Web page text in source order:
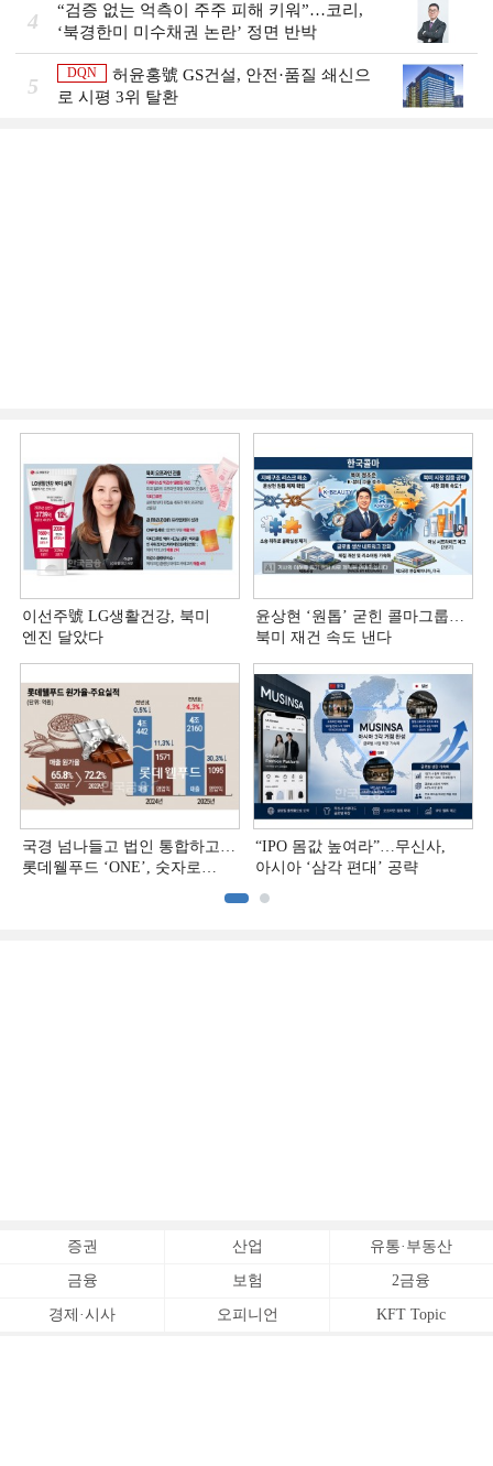
4
“검증 없는 억측이 주주 피해 키워”…코리,
‘북경한미 미수채권 논란’ 정면 반박
5
DQN
허윤홍號 GS건설, 안전·품질 쇄신으
로 시평 3위 탈환
이선주號 LG생활건강, 북미
엔진 달았다
윤상현 ‘원톱ʼ 굳힌 콜마그룹…
북미 재건 속도 낸다
국경 넘나들고 법인 통합하고…
롯데웰푸드 ‘ONE’, 숫자로
“IPO 몸값 높여라”…무신사,
아시아 ‘삼각 편대’ 공략
증권 산업 유통·부동산
금융 보험 2금융
경제·시사 오피니언 KFT Topic